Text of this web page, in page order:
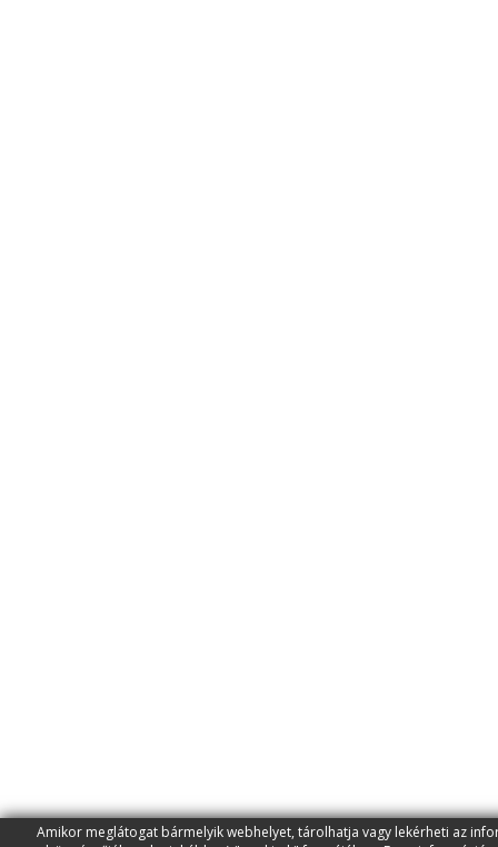
Amikor meglátogat bármelyik webhelyet, tárolhatja vagy lekérheti az